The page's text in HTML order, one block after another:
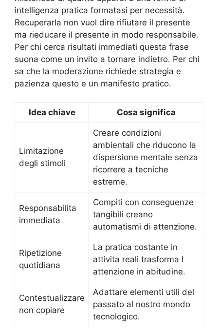
intelligenza pratica formatasi per necessità.
Recuperarla non vuol dire rifiutare il presente
ma rieducare il presente in modo responsabile.
Per chi cerca risultati immediati questa frase
suona come un invito a tornare indietro. Per chi
sa che la moderazione richiede strategia e
pazienza questo e un manifesto pratico.
Idea chiave Cosa significa
Limitazione
degli stimoli
Creare condizioni
ambientali che riducono la
dispersione mentale senza
ricorrere a tecniche
estreme.
Responsabilita
immediata
Compiti con conseguenze
tangibili creano
automatismi di attenzione.
Ripetizione
quotidiana
La pratica costante in
attivita reali trasforma l
attenzione in abitudine.
Contestualizzare
non copiare
Adattare elementi utili del
passato al nostro mondo
tecnologico.